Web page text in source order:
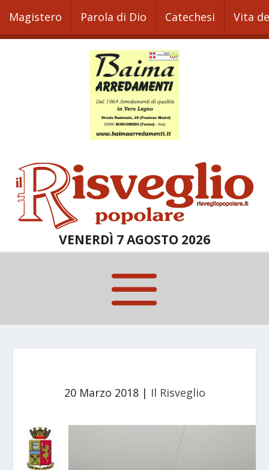
Magistero Parola di Dio Catechesi Vita
VENERDÌ 7 AGOSTO 2026
20 Marzo 2018| Il Risveglio